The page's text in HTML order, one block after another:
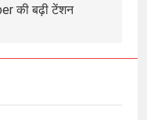
की बढ़ी टेंशन